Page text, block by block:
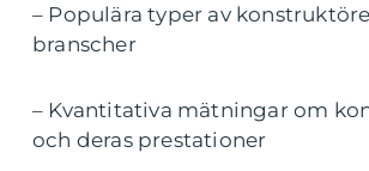
– Populära typer av
branscher
– Kvantitativa mätningar om
och deras prestationer